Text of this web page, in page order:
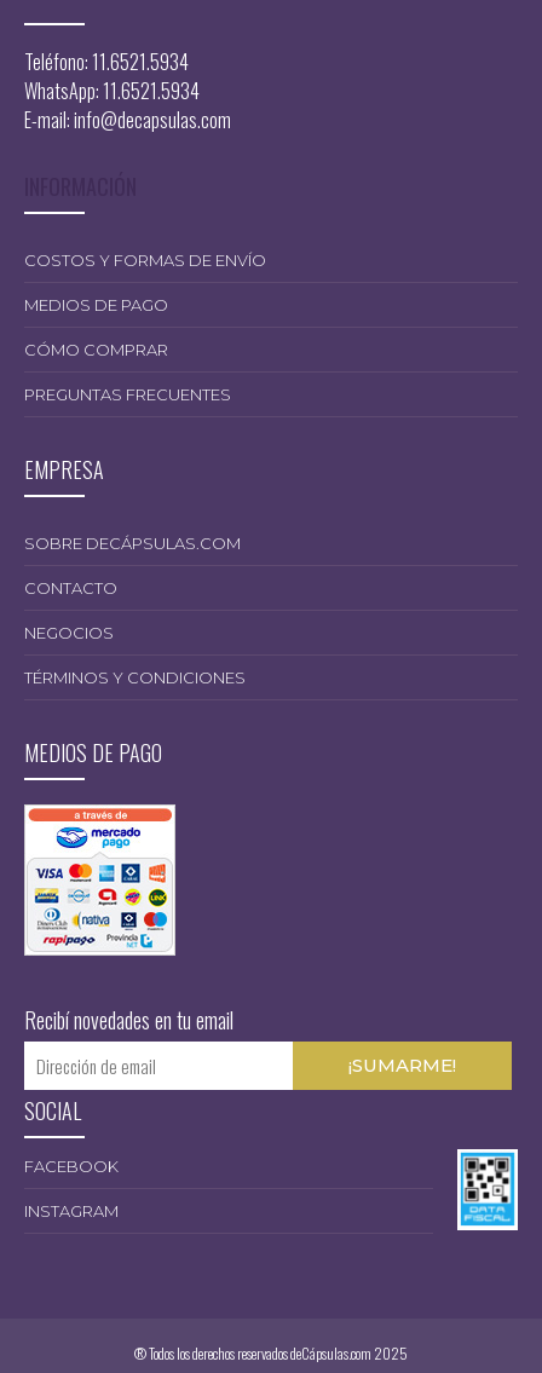
$
Teléfono: 11.6521.5934
WhatsApp: 11.6521.5934
E-mail:info@decapsulas.com
COSTOS Y FORMAS DE ENVÍO
MEDIOS DE PAGO
CÓMO COMPRAR
PREGUNTAS FRECUENTES
EMPRESA
SOBRE DECÁPSULAS.COM
CONTACTO
NEGOCIOS
TÉRMINOS Y CONDICIONES
MEDIOS DE PAGO
Recibí novedades en tu email
SOCIAL
FACEBOOK
INSTAGRAM
® Todos los derechos reservados deCápsulas.com 2025